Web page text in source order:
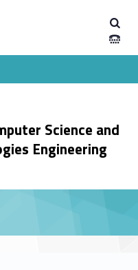
Science and
Engineering
secondario